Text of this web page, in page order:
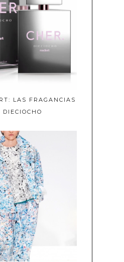
LAS FRAGANCIAS
DIECIOCHO